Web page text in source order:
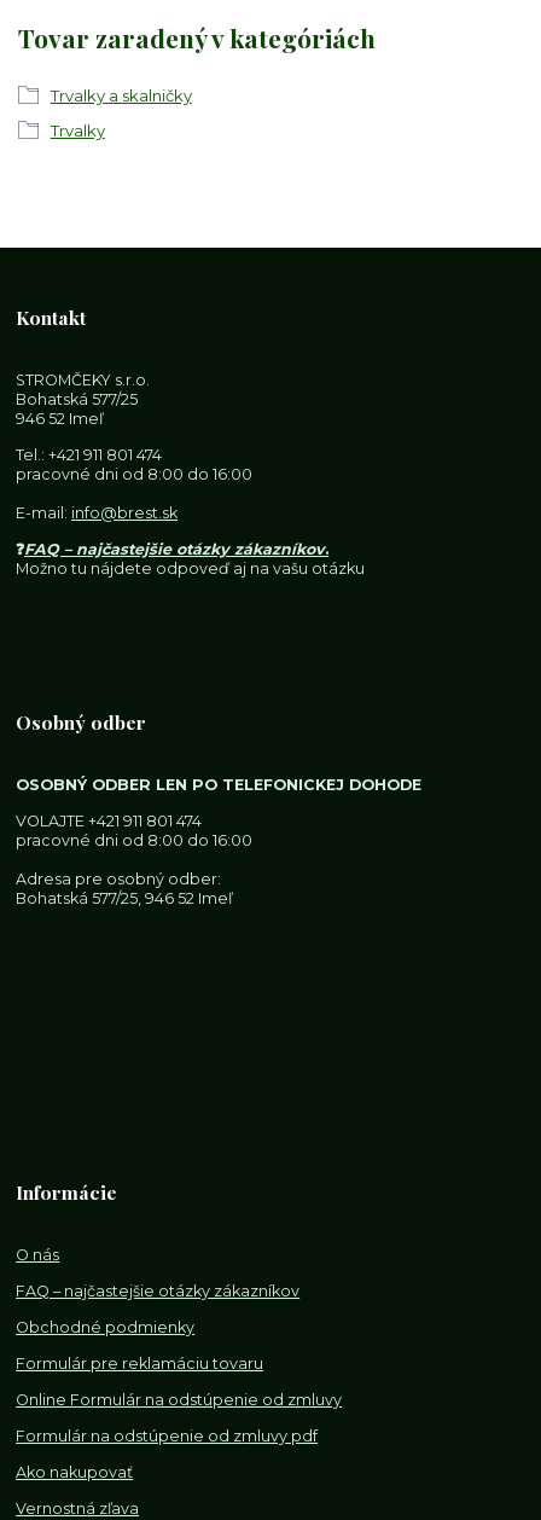
Tovar zaradený v kategóriách
Trvalky a skalničky
Trvalky
Kontakt
STROMČEKY s.r.o.
Bohatská 577/25
946 52 Imeľ
Tel.:+421 911 801 474
pracovné dni od 8:00 do 16:00
E-mail: info@brest.sk
❓FAQ – najčastejšie otázky zákazníkov.
Možno tu nájdete odpoveď aj na vašu otázku
Osobný odber
OSOBNÝ ODBER LEN PO TELEFONICKEJ DOHODE
VOLAJTE+421 911 801 474
pracovné dni od 8:00 do 16:00
Adresa pre osobný odber:
Bohatská 577/25, 946 52 Imeľ
Informácie
O nás
FAQ – najčastejšie otázky zákazníkov
Obchodné podmienky
Formulár pre reklamáciu tovaru
Online Formulár na odstúpenie od zmluvy
Formulár na odstúpenie od zmluvy pdf
Ako nakupovať
Vernostná zľava